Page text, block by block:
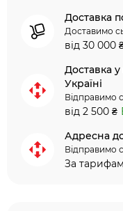
Доставка
Доставимо
від 30 000
Доставка
Україні
Відправимо
від 2 500 ₴
Адресна
Відправимо
За